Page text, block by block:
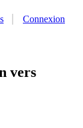
Connexion
vers